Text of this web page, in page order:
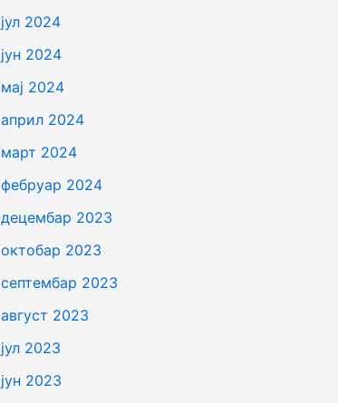
јул 2024
јун 2024
мај 2024
април 2024
март 2024
фебруар 2024
децембар 2023
октобар 2023
септембар 2023
август 2023
јул 2023
јун 2023